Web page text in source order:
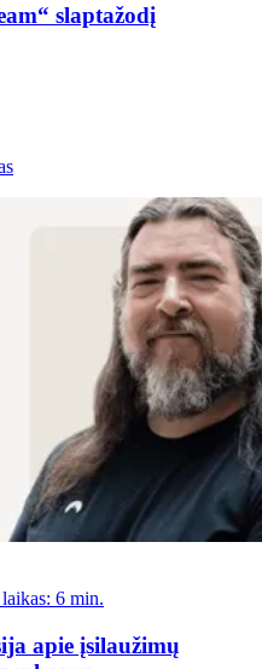
slaptažodį
6 min.
apie įsilaužimų